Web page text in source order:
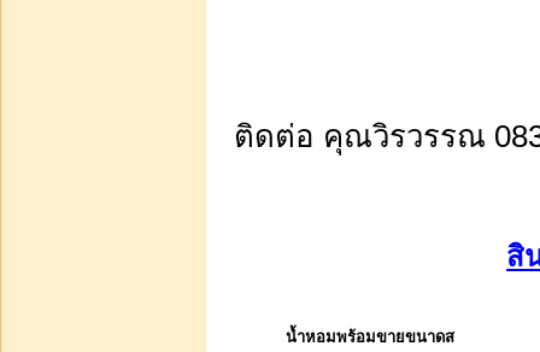
ติดต่อ คุณวิรวรรณ
สิ
น้ำหอมพร้อมขายขนาดส